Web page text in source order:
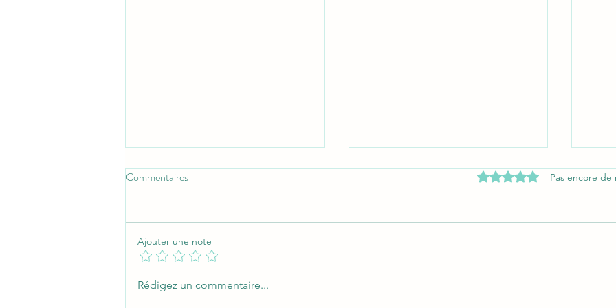
Quels sont les meilleurs
imperméabilisants pour protéger
couverture ?
pour
Commentaires Noté 0 étoile sur 5.Pas encore de
Ajouter une note
Rédigez un commentaire...